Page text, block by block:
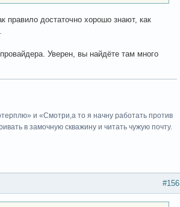
правило достаточно хорошо знают, как
Уверен, вы найдёте там много
и «Cмотри,а то я начну работать против
в замочную скважину и читать чужую почту.
#156